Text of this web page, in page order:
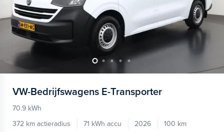
VW-Bedrijfswagens E-Transporter
70.9 kWh
372 km actieradius
71 kWh accu 2026 100 km